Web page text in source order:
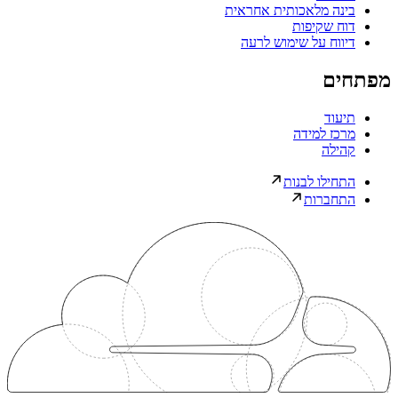
בינה מלאכותית אחראית
דוח שקיפות
דיווח על שימוש לרעה
מפתחים
תיעוד
מרכז למידה
קהילה
התחילו לבנות
התחברות